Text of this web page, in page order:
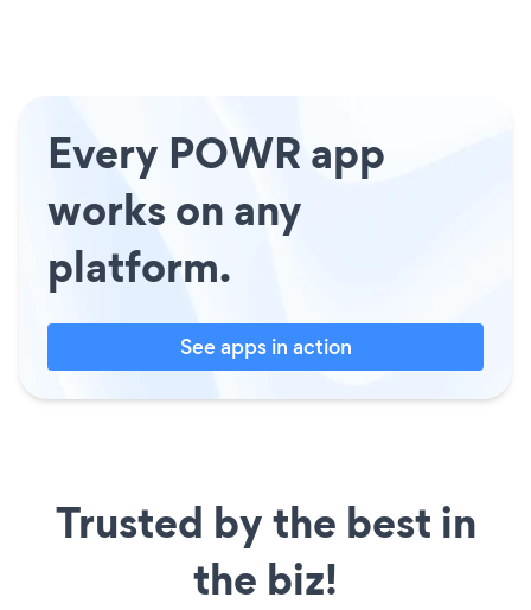
Every POWR app
works on any
platform.
See apps in action
Trusted by the best in
the biz!